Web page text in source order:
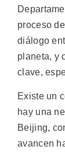
proceso
diálogo
planeta, y
clave,
Existe un
hay una
Beijing,
avancen